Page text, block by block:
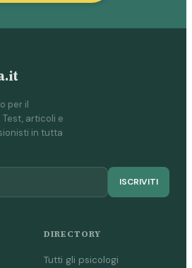
per il
articoli e
in tutta
ISCRIVITI
DIRECTORY
Tutti gli psicologi